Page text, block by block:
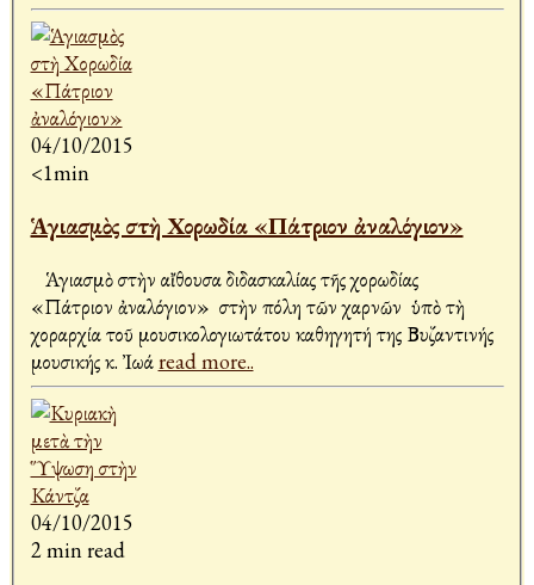
04/10/2015
<1min
Ἁγιασμὸς στὴ Χορωδία «Πάτριον ἀναλόγιον»
Ἁγιασμὸ στὴν αἴθουσα διδασκαλίας τῆς χορωδίας
«Πάτριον ἀναλόγιον» στὴν πόλη τῶν Ἀχαρνῶν ὑπὸ τὴ
χοραρχία τοῦ μουσικολογιωτάτου καθηγητή της Βυζαντινής
μουσικής κ. Ἰωάread more..
04/10/2015
2 min read